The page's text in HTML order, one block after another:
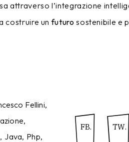
attraverso l’integrazione
costruire unfuturo sostenibile e
Fellini
Java Php
FB. TW.